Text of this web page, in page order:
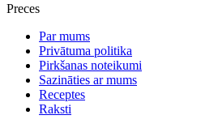
Preces
Par mums
Privātuma politika
Pirkšanas noteikumi
Sazināties ar mums
Receptes
Raksti